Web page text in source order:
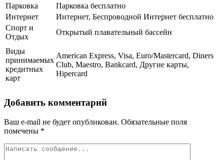
Парковка
Парковка бесплатно
Интернет
Интернет, Беспроводной Интернет бесплатно
Спорт и
Отдых
Открытый плавательный бассейн
Виды
принимаемых
кредитных
карт
American Express, Visa, Euro/Mastercard, Diners
Club, Maestro, Bankcard, Другие карты,
Hipercard
Добавить комментарий
Ваш e-mail не будет опубликован. Обязательные поля
помечены *